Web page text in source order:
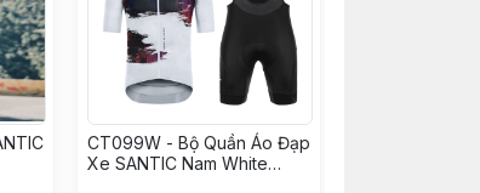
CT099W - Bộ Quần Áo Đạp
Xe SANTIC Nam White